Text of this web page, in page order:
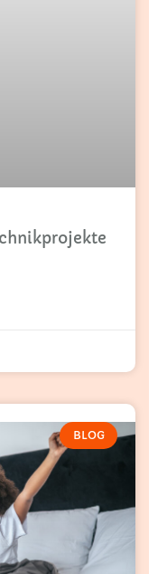
BLOG